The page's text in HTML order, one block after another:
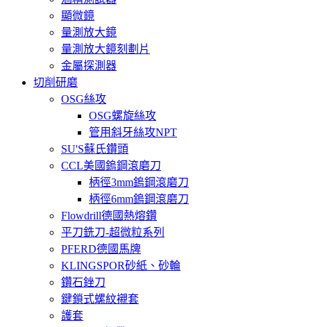
顯微鏡
量測放大鏡
量測放大鏡刻劃片
金屬探測器
切削研磨
OSG絲攻
OSG螺旋絲攻
管用斜牙絲攻NPT
SU'S蘇氏鑽頭
CCL美國鎢鋼滾磨刀
柄徑3mm鎢鋼滾磨刀
柄徑6mm鎢鋼滾磨刀
Flowdrill德國熱熔鑽
平刀銑刀-超微粒系列
PFERD德國馬牌
KLINGSPOR砂紙、砂輪
鑽石銼刀
鍵鎖式螺紋襯套
護套